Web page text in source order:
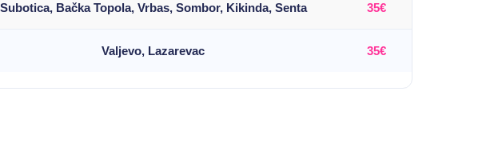
Subotica, Bačka Topola, Vrbas, Sombor, Kikinda, Senta 35€
Valjevo, Lazarevac 35€